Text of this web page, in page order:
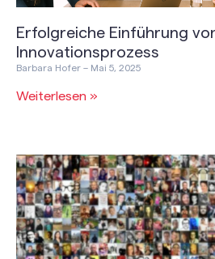
Erfolgreiche Einführung
Innovationsprozess
Barbara Hofer Mai 5, 2025
Weiterlesen »